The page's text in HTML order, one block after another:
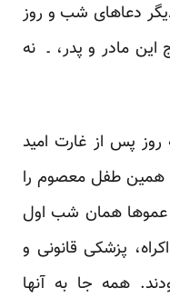
دعاهای شب و روز
این مادر و پدر، ـ نه
پس از غارت امید
همین طفل معصوم را
و عموها همان شب اول
پزشکی قانونی و
همه جا به آنها